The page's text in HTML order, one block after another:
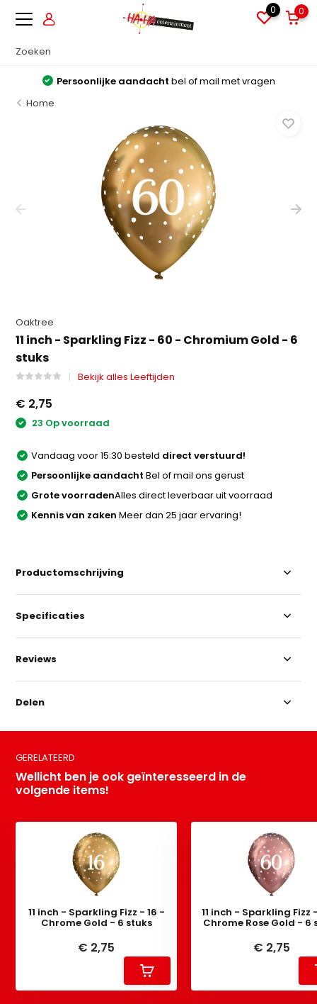
0 0
Persoonlijke aandacht bel of mail met vragen
Home
Oaktree
11 inch - Sparkling Fizz - 60 - Chromium Gold - 6
stuks
Bekijk alles Leeftijden
€ 2,75
23 Op voorraad
Vandaag voor 15:30 besteld direct verstuurd!
Persoonlijke aandacht Bel of mail ons gerust
Grote voorradenAlles direct leverbaar uit voorraad
Kennis van zaken Meer dan 25 jaar ervaring!
Productomschrijving
Specificaties
Reviews
Delen
GERELATEERD
Wellicht ben je ook geïnteresseerd in de
volgende items!
11 inch - Sparkling Fizz - 16 -
Chrome Gold - 6 stuks
€ 2,75
11 inch - Sparkling Fizz
Chrome Rose Gold - 6
€ 2,75